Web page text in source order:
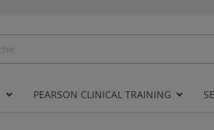
PEARSON CLINICAL TRAINING